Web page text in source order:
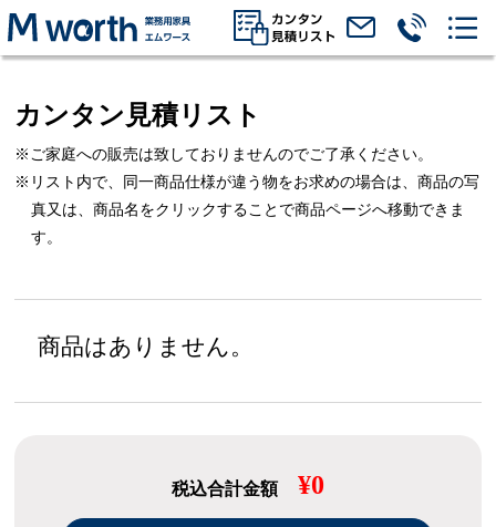
カンタン見積リスト
※ご家庭への販売は致しておりませんのでご了承ください。
※リスト内で、同一商品仕様が違う物をお求めの場合は、商品の写
真又は、商品名をクリックすることで商品ページへ移動できま
す。
商品はありません。
税込合計金額 ¥0